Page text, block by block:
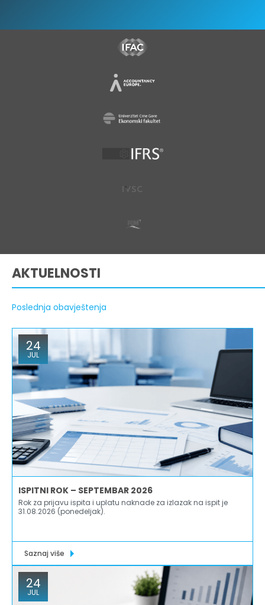
AKTUELNOSTI
Poslednja obavještenja
ISPITNI ROK – SEPTEMBAR 2026
Rok za prijavu ispita i uplatu naknade za izlazak na ispit je
31.08.2026 (ponedeljak).
Saznaj više
24
JUL
24
JUL